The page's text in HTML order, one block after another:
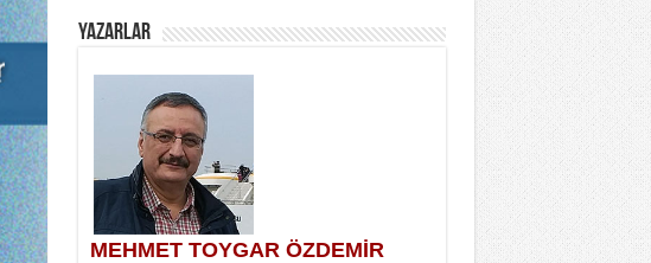
YAZARLAR
MEHMET TOYGAR ÖZDEMİR